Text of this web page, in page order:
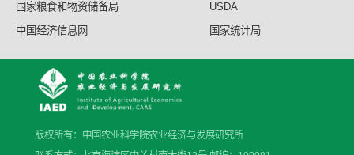
国家粮食和物资储备局
USDA
中国经济信息网
国家统计局
版权所有：中国农业科学院农业经济与发展研究所